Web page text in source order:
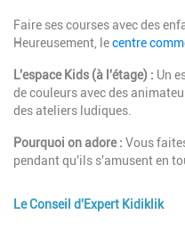
Description
Faire ses courses avec des
Heureusement, lecentre
L'espace Kids (à l'étage) : Un
de couleurs avec des
des ateliers ludiques.
Pourquoi on adore : Vous
pendant qu'ils s'amusent en
Le Conseil d'Expert Kidiklik